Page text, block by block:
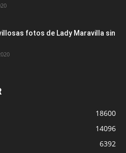
fotos de Lady Maravilla sin
18600
14096
6392